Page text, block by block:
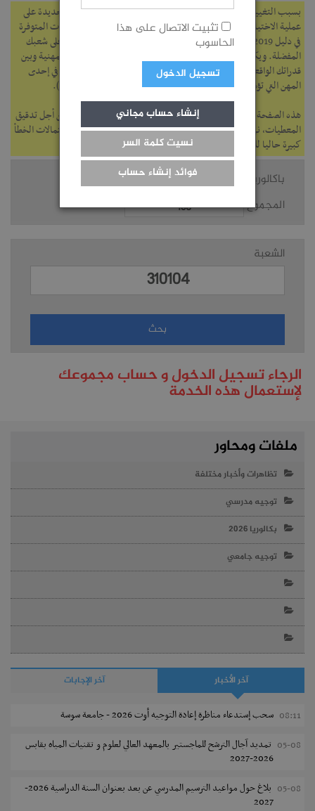
بسبب التغييرات الكبيرة في التوجيه الجامعي 2019، طرأت صعوبات جديدة على
عملية الاختيار، وهدف هذه الصفحة هو مساعدتك على تحليل المعطيات المتوفرة
في دليل 2019 ودليل 2018 حتى تتمكن من تقييم حظوظك في الحصول على شعبك
المفضلة.‎ ويكون الاختيار صحيحا إن وقعت المواءمة فيه بين ميولك المهنية وبين
قدراتك الواقعية ونتائجك (لاتختر شعبة لا تريد الدراسة فيها أو العمل في إحدى
المهن التي تؤدي إليها، ولا تبالغ في الحلم دون مراعاة لنتائجك وقدراتك).
هذه الصفحة تقدم معلومات تقريبية وهي بطور المراجعة المستمرة من أجل تدقيق
المعطيات، نرجو منكم الاستعانة بما تقدمه الصفحة مع الحذر لأن احتمالات الخطأ
كبيرة حاليا للأسف.
باكالوريا
المجموع
الشعبة
الرجاء تسجيل الدخول و حساب مجموعك
لإستعمال هذه الخدمة
ملفات ومحاور
تظاهرات وأخبار مختلفة
توجيه مدرسي
بكالوريا 2026
توجيه جامعي
آخر الأخبار آخر الإجابات
08:11 سحب إستدعاء مناظرة إعادة التوجيه أوت 2026 - جامعة سوسة
05-08 تمديد آجال الترشح للماجستير بالمعهد العالي لعلوم و تقنيات المياه بقابس
2026-2027
05-08
بلاغ حول مواعيد الترسيم المدرسي عن بعد بعنوان السنة الدراسية 2026-
2027
تثبيت الاتصال على هذا
الحاسوب
تسجيل الدخول
إنشاء حساب مجاني
نسيت كلمة السر
فوائد إنشاء حساب